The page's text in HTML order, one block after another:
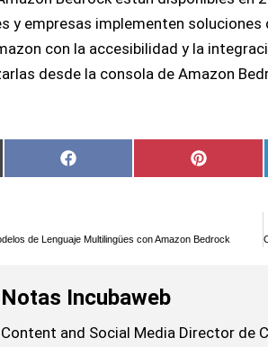
y empresas implementen
con la accesibilidad y la
desde la consola de Amazon
Compartir
en
Facebook
en
Pinterest
de Lenguaje Multilingües con Amazon Bedrock
Notas Incubaweb
Content and Social Media Director de